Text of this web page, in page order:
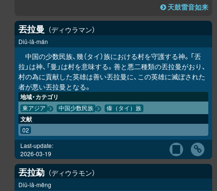
天鼓雷音如来
丟拉曼 ディウラマン
Diū-lā-mán
中国の少数民族、幾（タイ）族における村を守護する神。「丟
拉」は神、「曼」は村を意味する。善と悪二種類の丟拉曼がおり、
村の為に貢献した英雄は善い丟拉曼に、この英雄に滅ぼされた
者が悪い丟拉曼となる。
地域・カテゴリ
東アジア 中国少数民族 傣（タイ）族
文献
02
Last-update:
2026-03-19
丟拉勐 ディウラモン
Diū-lā-mĕng